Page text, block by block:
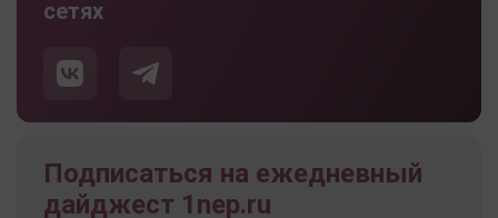
сетях
Подписаться на ежедневный
дайджест 1nep.ru